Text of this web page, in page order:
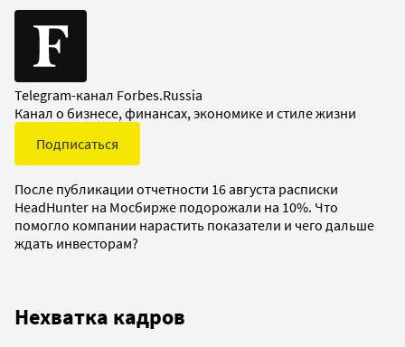
Telegram-канал Forbes.Russia
Канал о бизнесе, финансах, экономике и стиле жизни
Подписаться
После публикации отчетности 16 августа расписки
HeadHunter на Мосбирже подорожали на 10%. Что
помогло компании нарастить показатели и чего дальше
ждать инвесторам?
Нехватка кадров